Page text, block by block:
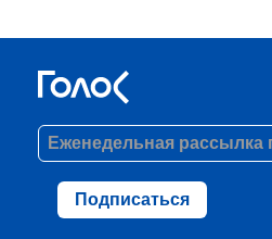
Подписаться